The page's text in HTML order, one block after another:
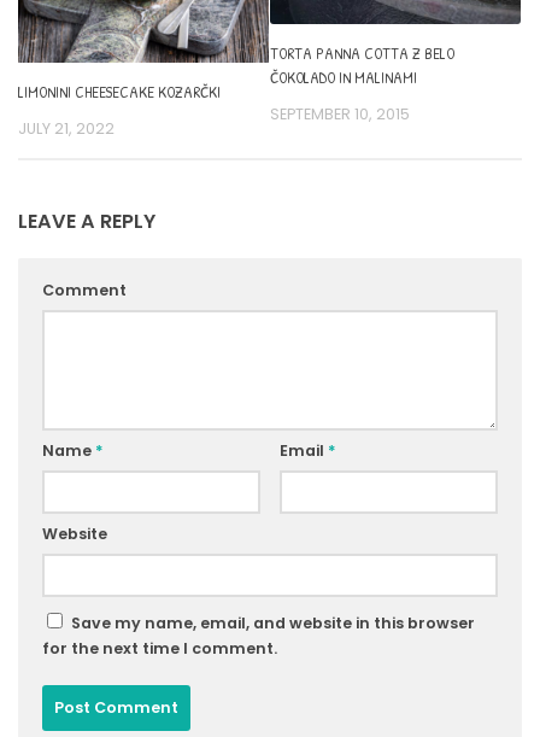
LIMONINI CHEESECAKE KOZARČKI
JULY 21, 2022
TORTA PANNA COTTA Z BELO
ČOKOLADO IN MALINAMI
SEPTEMBER 10, 2015
LEAVE A REPLY
Comment
Name * Email *
Website
Save my name, email, and website in this browser
for the next time I comment.